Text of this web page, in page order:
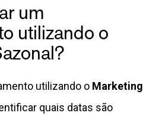
um
utilizando o
utilizando o Marketing
quais datas são